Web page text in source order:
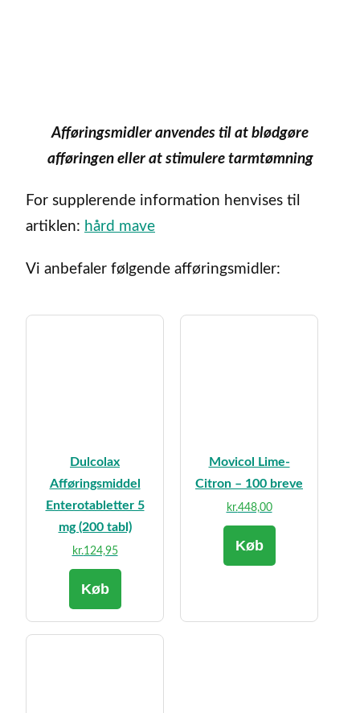
Afføringsmidler anvendes til at blødgøre
afføringen eller at stimulere tarmtømning
For supplerende information henvises til
artiklen: hård mave
Vi anbefaler følgende afføringsmidler:
Dulcolax
Afføringsmiddel
Enterotabletter 5
mg (200 tabl)
kr.124,95
Køb
Movicol Lime-
Citron – 100 breve
kr.448,00
Køb